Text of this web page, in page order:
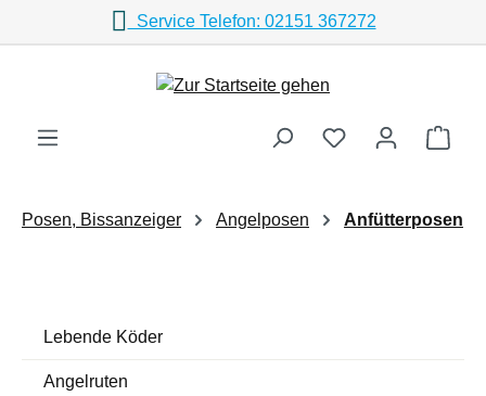
Zum Hauptinhalt springenService Telefon: 02151 367272
Posen, Bissanzeiger Angelposen Anfütterposen
Lebende Köder
Angelruten